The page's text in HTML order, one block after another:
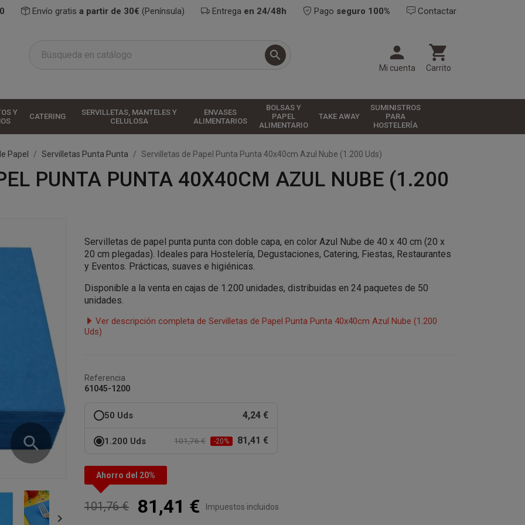
Envío gratis a partir de 30€ (Península) Entrega en 24/48h Pago seguro 100% Contactar
 
Mi cuenta

Carrito
Y
CATERING
SERVILLETAS, MANTELES Y
CELULOSA
ENVASES
ALIMENTARIOS
BOLSAS Y
PAPEL
ALIMENTARIO
TAKE AWAY
SUMINISTROS
PARA
HOSTELERÍA
Papel Servilletas Punta Punta Servilletas de Papel Punta Punta 40x40cm Azul Nube (1.200 Uds)
PUNTA PUNTA 40X40CM AZUL NUBE (1.200
search

Servilletas de papel punta punta con doble capa, en color Azul Nube de 40 x 40 cm (20 x
20 cm plegadas). Ideales para Hostelería, Degustaciones, Catering, Fiestas, Restaurantes
y Eventos. Prácticas, suaves e higiénicas.
Disponible a la venta en cajas de 1.200 unidades, distribuidas en 24 paquetes de 50
unidades.
Ver descripción completa de Servilletas de Papel Punta Punta 40x40cm Azul Nube (1.200
Uds)
Referencia
61045-1200
50 Uds 4,24 €
1.200 Uds 101,76 € -20% 81,41 €
Ahorro del 20%
101,76 € 81,41 € Impuestos incluidos